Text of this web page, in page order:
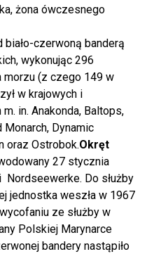
żona ówczesnego
biało-czerwoną banderą
wykonując 296
morzu (z czego 149 w
w krajowych i
in. Anakonda, Baltops,
Dynamic
oraz Ostrobok.Okręt
27 stycznia
Do służby
jednostka weszła w 1967
ze służby w
Polskiej Marynarce
bandery nastąpiło